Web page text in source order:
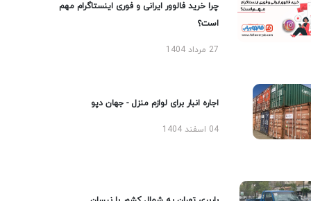
چرا خرید فالوور ایرانی و فوری اینستاگرام مهم
است؟
27 مرداد 1404
اجاره انبار برای لوازم منزل - جهان دپو
04 اسفند 1404